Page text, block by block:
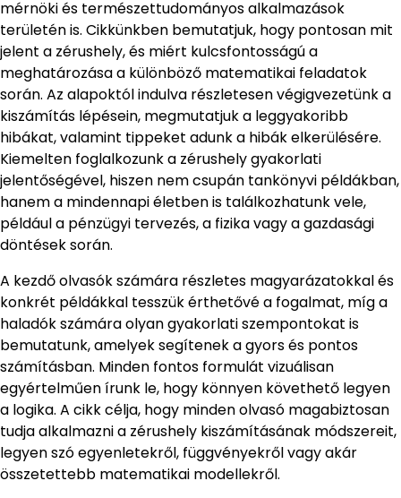
mérnöki és természettudományos alkalmazások
területén is. Cikkünkben bemutatjuk, hogy pontosan mit
jelent a zérushely, és miért kulcsfontosságú a
meghatározása a különböző matematikai feladatok
során. Az alapoktól indulva részletesen végigvezetünk a
kiszámítás lépésein, megmutatjuk a leggyakoribb
hibákat, valamint tippeket adunk a hibák elkerülésére.
Kiemelten foglalkozunk a zérushely gyakorlati
jelentőségével, hiszen nem csupán tankönyvi példákban,
hanem a mindennapi életben is találkozhatunk vele,
például a pénzügyi tervezés, a fizika vagy a gazdasági
döntések során.
A kezdő olvasók számára részletes magyarázatokkal és
konkrét példákkal tesszük érthetővé a fogalmat, míg a
haladók számára olyan gyakorlati szempontokat is
bemutatunk, amelyek segítenek a gyors és pontos
számításban. Minden fontos formulát vizuálisan
egyértelműen írunk le, hogy könnyen követhető legyen
a logika. A cikk célja, hogy minden olvasó magabiztosan
tudja alkalmazni a zérushely kiszámításának módszereit,
legyen szó egyenletekről, függvényekről vagy akár
összetettebb matematikai modellekről.